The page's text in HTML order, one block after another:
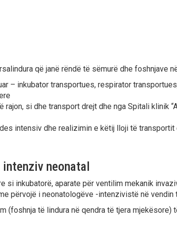
që janë rëndë të sëmurë dhe foshnjave
– inkubator transportues, respirator
si dhe transport drejt dhe nga Spitali klinik
intensiv dhe realizimin e këtij lloji të
neonatal
inkubatorë, aparate për ventilim mekanik
përvojë i neonatologëve -intenzivistë në vendin
(foshnja të lindura në qendra të tjera mjekësore)